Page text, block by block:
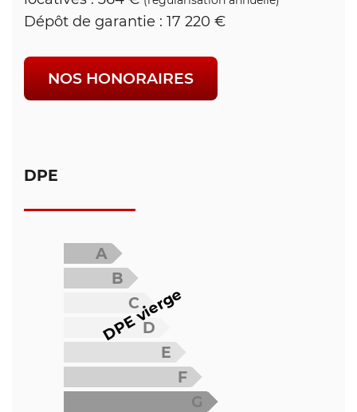
Dépôt de garantie : 17 220 €
NOS HONORAIRES
DPE
A
B
C
D
E
F
G
DPE vierge